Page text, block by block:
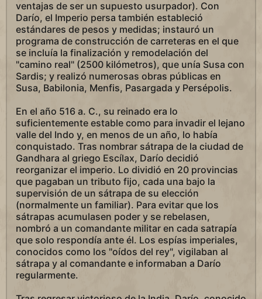
ventajas de ser un supuesto usurpador). Con
Darío, el Imperio persa también estableció
estándares de pesos y medidas; instauró un
programa de construcción de carreteras en el que
se incluía la finalización y remodelación del
"camino real" (2500 kilómetros), que unía Susa con
Sardis; y realizó numerosas obras públicas en
Susa, Babilonia, Menfis, Pasargada y Persépolis.
En el año 516 a. C., su reinado era lo
suficientemente estable como para invadir el lejano
valle del Indo y, en menos de un año, lo había
conquistado. Tras nombrar sátrapa de la ciudad de
Gandhara al griego Escílax, Darío decidió
reorganizar el imperio. Lo dividió en 20 provincias
que pagaban un tributo fijo, cada una bajo la
supervisión de un sátrapa de su elección
(normalmente un familiar). Para evitar que los
sátrapas acumulasen poder y se rebelasen,
nombró a un comandante militar en cada satrapía
que solo respondía ante él. Los espías imperiales,
conocidos como los "oídos del rey", vigilaban al
sátrapa y al comandante e informaban a Darío
regularmente.